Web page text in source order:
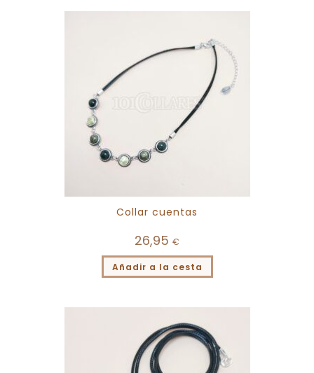
Collar cuentas
26,95 €
Añadir a la cesta